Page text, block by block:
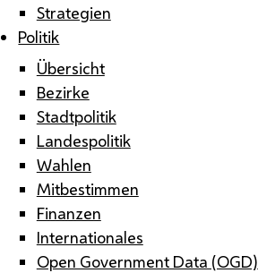
Strategien
Politik
Übersicht
Bezirke
Stadtpolitik
Landespolitik
Wahlen
Mitbestimmen
Finanzen
Internationales
Open Government Data (OGD)